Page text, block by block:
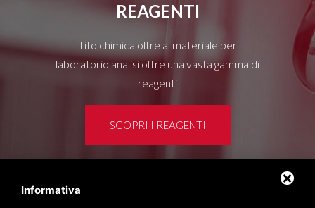
REAGENTI
Titolchimica oltre al materiale per
laboratorio analisi offre una vasta gamma di
reagenti
SCOPRI I REAGENTI
Area clienti
Informativa